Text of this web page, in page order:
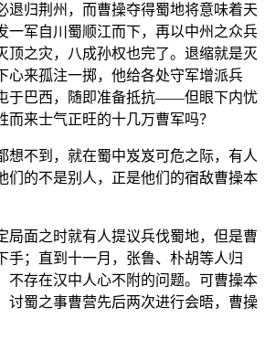
退归荆州，而曹操夺得蜀地将意味着天
一军自川蜀顺江而下，再以中州之众兵
顶之灾，八成孙权也完了。退缩就是灭
心来孤注一掷，他给各处守军增派兵
于巴西，随即准备抵抗——但眼下内忧
而来士气正旺的十几万曹军吗？
想不到，就在蜀中岌岌可危之际，有人
们的不是别人，正是他们的宿敌曹操本
局面之时就有人提议兵伐蜀地，但是曹
手；直到十一月，张鲁、朴胡等人归
不存在汉中人心不附的问题。可曹操本
讨蜀之事曹营先后两次进行会晤，曹操